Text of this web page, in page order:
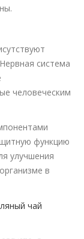
система
человеческим
функцию
улучшения
в